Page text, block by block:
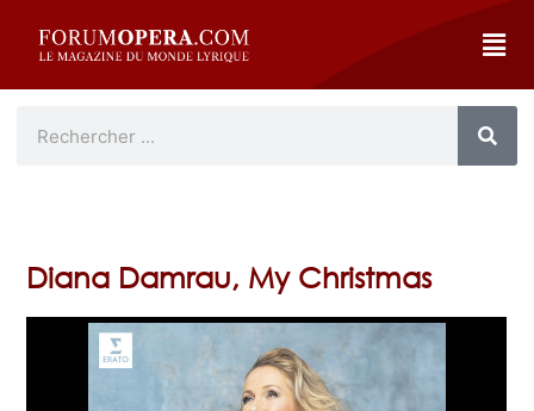
Diana Damrau, My Christmas